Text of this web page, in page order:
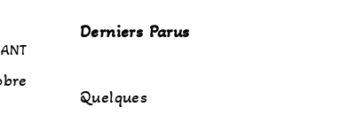
Derniers Parus
Quelques